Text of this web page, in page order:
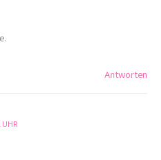
Antworten
UHR